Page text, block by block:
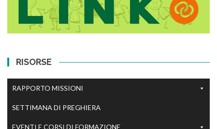
RISORSE
RAPPORTO MISSIONI
SETTIMANA DI PREGHIERA
EVENTI E CORSI DI FORMAZIONE